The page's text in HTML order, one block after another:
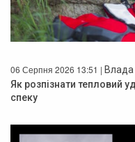
06 Серпня 2026 13:51 | Влада
Як розпізнати тепловий
спеку